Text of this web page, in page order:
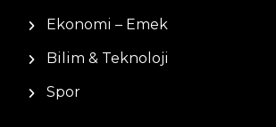
Ekonomi – Emek
Bilim & Teknoloji
Spor